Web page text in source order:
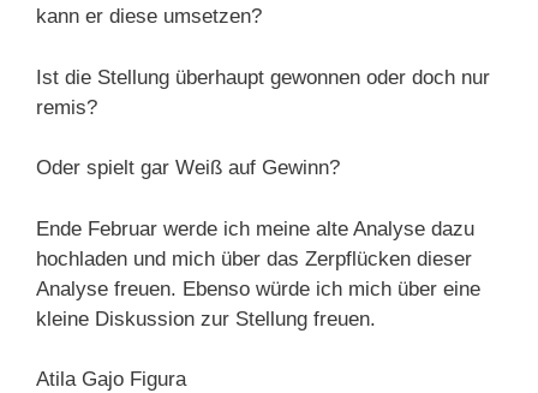
kann er diese umsetzen?
Ist die Stellung überhaupt gewonnen oder doch nur
remis?
Oder spielt gar Weiß auf Gewinn?
Ende Februar werde ich meine alte Analyse dazu
hochladen und mich über das Zerpflücken dieser
Analyse freuen. Ebenso würde ich mich über eine
kleine Diskussion zur Stellung freuen.
Atila Gajo Figura